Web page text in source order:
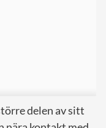
delen av sitt